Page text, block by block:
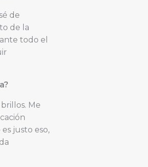
de
de la
todo el
Me
justo eso,